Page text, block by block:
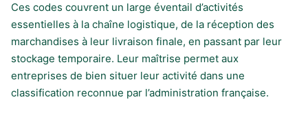
Ces codes couvrent un large éventail d’activités
essentielles à la chaîne logistique, de la réception des
marchandises à leur livraison finale, en passant par leur
stockage temporaire. Leur maîtrise permet aux
entreprises de bien situer leur activité dans une
classification reconnue par l’administration française.